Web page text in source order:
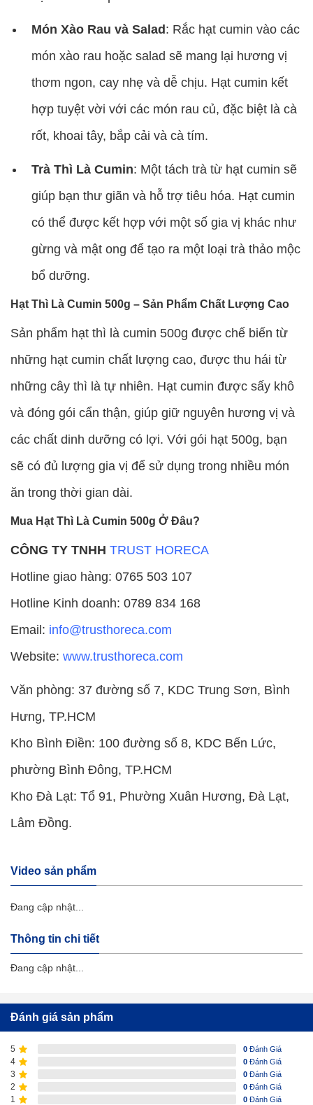
Món Xào Rau và Salad: Rắc hạt cumin vào các
món xào rau hoặc salad sẽ mang lại hương vị
thơm ngon, cay nhẹ và dễ chịu. Hạt cumin kết
hợp tuyệt vời với các món rau củ, đặc biệt là cà
rốt, khoai tây, bắp cải và cà tím.
Trà Thì Là Cumin: Một tách trà từ hạt cumin sẽ
giúp bạn thư giãn và hỗ trợ tiêu hóa. Hạt cumin
có thể được kết hợp với một số gia vị khác như
gừng và mật ong để tạo ra một loại trà thảo mộc
bổ dưỡng.
Hạt Thì Là Cumin 500g – Sản Phẩm Chất Lượng Cao
Sản phẩm hạt thì là cumin 500g được chế biến từ
những hạt cumin chất lượng cao, được thu hái từ
những cây thì là tự nhiên. Hạt cumin được sấy khô
và đóng gói cẩn thận, giúp giữ nguyên hương vị và
các chất dinh dưỡng có lợi. Với gói hạt 500g, bạn
sẽ có đủ lượng gia vị để sử dụng trong nhiều món
ăn trong thời gian dài.
Mua Hạt Thì Là Cumin 500g Ở Đâu?
CÔNG TY TNHH TRUST HORECA
Hotline giao hàng: 0765 503 107
Hotline Kinh doanh: 0789 834 168
Email: info@trusthoreca.com
Website: www.trusthoreca.com
Văn phòng: 37 đường số 7, KDC Trung Sơn, Bình
Hưng, TP.HCM
Kho Bình Điền: 100 đường số 8, KDC Bến Lức,
phường Bình Đông, TP.HCM
Kho Đà Lạt: Tổ 91, Phường Xuân Hương, Đà Lạt,
Lâm Đồng.
Video sản phẩm
Đang cập nhật...
Thông tin chi tiết
Đang cập nhật...
Đánh giá sản phẩm
5 0 Đánh Giá
4 0 Đánh Giá
3 0 Đánh Giá
2 0 Đánh Giá
1 0 Đánh Giá